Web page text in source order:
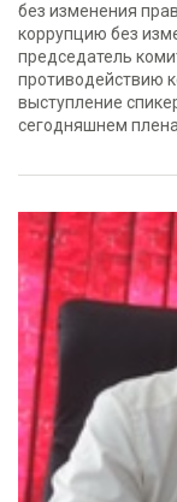
без изменения
коррупцию без
председатель
противодействию
выступление
сегодняшнем